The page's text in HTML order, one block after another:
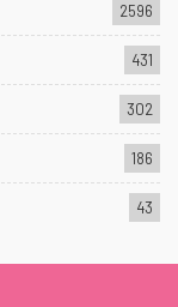
2596
431
302
186
43